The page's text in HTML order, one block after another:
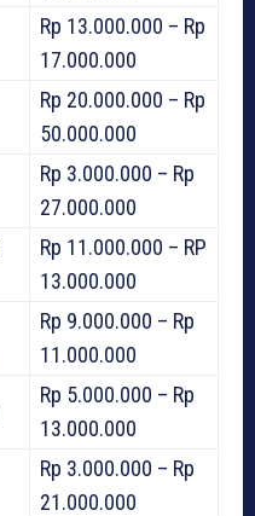
Rp 13.000.000 – Rp
17.000.000
Rp 20.000.000 – Rp
50.000.000
Rp 3.000.000 – Rp
27.000.000
Rp 11.000.000 – RP
13.000.000
Rp 9.000.000 – Rp
11.000.000
Rp 5.000.000 – Rp
13.000.000
Rp 3.000.000 – Rp
21.000.000